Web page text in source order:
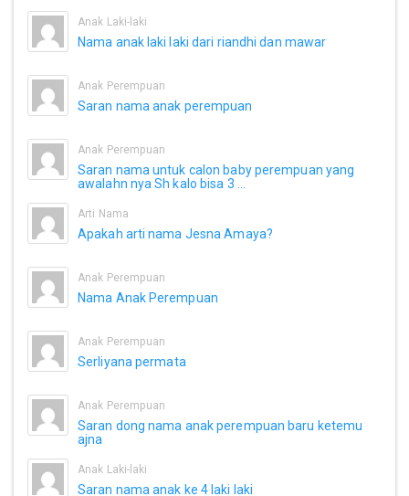
Anak Laki-laki
Nama anak laki laki dari riandhi dan mawar
Anak Perempuan
Saran nama anak perempuan
Anak Perempuan
Saran nama untuk calon baby perempuan yang
awalahn nya Sh kalo bisa 3 ...
Arti Nama
Apakah arti nama Jesna Amaya?
Anak Perempuan
Nama Anak Perempuan
Anak Perempuan
Serliyana permata
Anak Perempuan
Saran dong nama anak perempuan baru ketemu
ajna
Anak Laki-laki
Saran nama anak ke 4 laki laki